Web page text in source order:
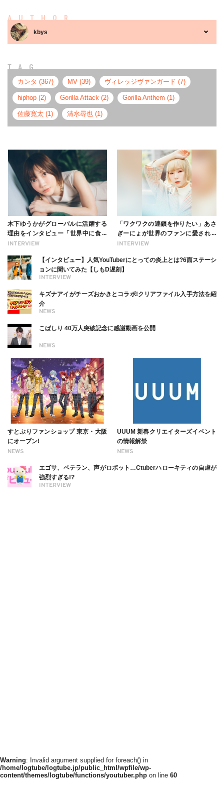
AUTHOR
kbys
TAG
カンタ (367) MV (39) ヴィレッジヴァンガード (7)
hiphop (2) Gorilla Attack (2) Gorilla Anthem (1)
佐藤寛太 (1) 清水尋也 (1)
INTERVIEW
木下ゆうかがグローバルに活躍する
理由をインタビュー「世界中に食べ
る幸せを伝えたい」新事務所加入に
INTERVIEW
「ワクワクの連鎖を作りたい」あさ
ぎーにょが世界のファンに愛される
理由【インタビュー】
INTERVIEW
【インタビュー】人気YouTuberにとっての炎上とは?6面ステーシ
ョンに聞いてみた【しもD遅刻】
NEWS
キズナアイがチーズおかきとコラボ!クリアファイル入手方法を紹
介
NEWS
こばしり 40万人突破記念に感謝動画を公開
NEWS
すとぷりファンショップ 東京・大阪
にオープン!
NEWS
UUUM 新春クリエイターズイベント
の情報解禁
INTERVIEW
エゴサ、ベテラン、声がロボット…Ctuberハローキティの自虐が
強烈すぎる!?
Warning: Invalid argument supplied for foreach() in
/home/logtube/logtube.jp/public_html/wpfile/wp-
content/themes/logtube/functions/youtuber.php on line 60